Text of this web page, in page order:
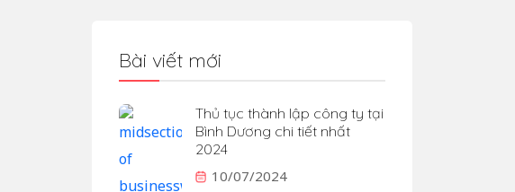
Bài viết mới
Thủ tục thành lập công ty tại
Bình Dương chi tiết nhất
2024
10/07/2024